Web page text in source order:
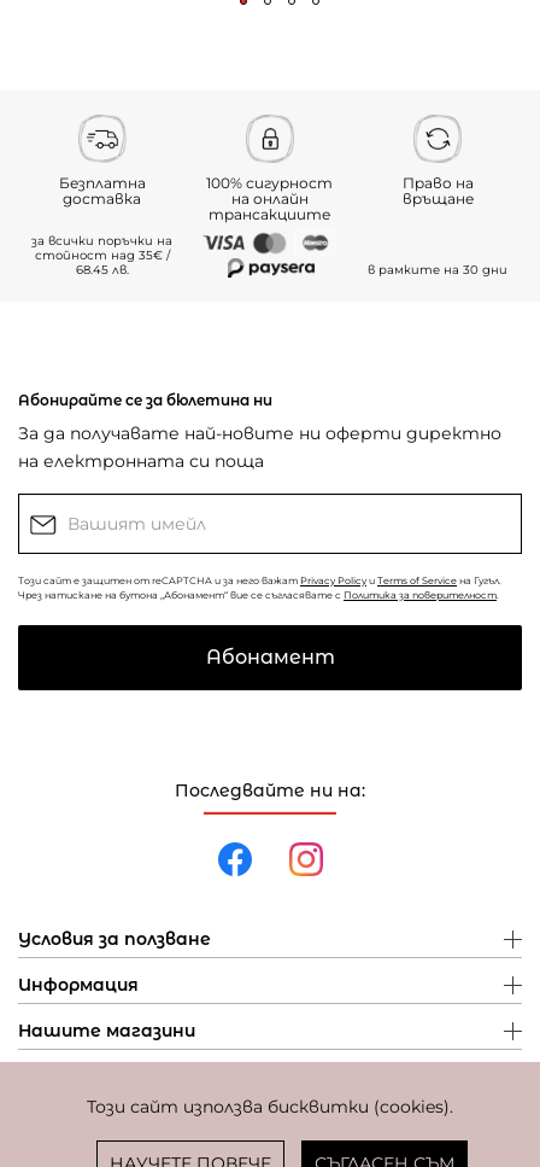
Този сайт използва бисквитки (cookies).
Безплатна
доставка
за всички поръчки на
стойност над 35€ /
68.45 лв.
100% сигурност
на онлайн
трансакциите
Право на
връщане
в рамките на 30 дни
Последвайте ни на:
Условия за ползване
Информация
Нашите магазини
Абонирайте се за бюлетина ни
За да получавате най-новите ни оферти директно
на електронната си поща
Този сайт е защитен от reCAPTCHA и за него важат Privacy Policy и Terms of Service на Гугъл.
Чрез натискане на бутона „Абонамент“ вие се съгласявате с Политика за поверителност
Абонамент
Фиксиран курс за превалутиране: 1 EUR = 1,95583 BGN